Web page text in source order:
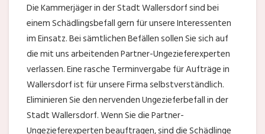
Die Kammerjäger in der Stadt Wallersdorf sind bei
einem Schädlingsbefall gern für unsere Interessenten
im Einsatz. Bei sämtlichen Befällen sollen Sie sich auf
die mit uns arbeitenden Partner-Ungezieferexperten
verlassen. Eine rasche Terminvergabe für Aufträge in
Wallersdorf ist für unsere Firma selbstverständlich.
Eliminieren Sie den nervenden Ungezieferbefall in der
Stadt Wallersdorf. Wenn Sie die Partner-
Ungezieferexperten beauftragen, sind die Schädlinge